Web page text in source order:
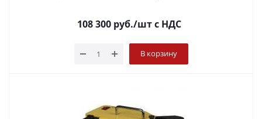
108 300руб./штс НДС
В корзину